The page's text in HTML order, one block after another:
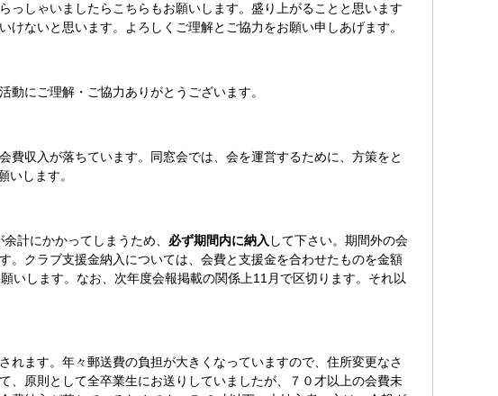
しゃいましたらこちらもお願いします。盛り上がることと思います
ないと思います。よろしくご理解とご協力をお願い申しあげます。
にご理解・ご協力ありがとうございます。
収入が落ちています。同窓会では、会を運営するために、方策をと
いします。
計にかかってしまうため、 必ず期間内に納入 して下さい。期間外の会
クラブ支援金納入については、会費と支援金を合わせたものを金額
いします。なお、次年度会報掲載の関係上11月で区切ります。それ以
ます。年々郵送費の負担が大きくなっていますので、住所変更なさ
、原則として全卒業生にお送りしていましたが、７０才以上の会費未